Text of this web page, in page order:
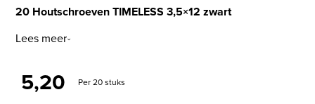
20 Houtschroeven TIMELESS 3,5×12 zwart
Lees meer
5,20 Per 20 stuks